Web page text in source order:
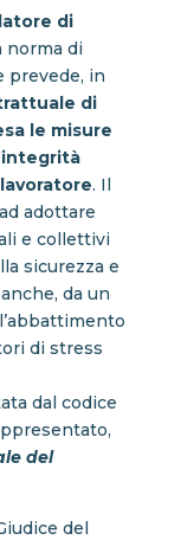
di
norma di
prevede, in
di
le misure
. Il
adottare
e collettivi
sicurezza e
da un
di stress
dal codice
del
del